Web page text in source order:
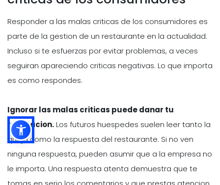
Responder a las malas criticas de los consumidores es
parte de la gestion de un restaurante en la actualidad.
Incluso si te esfuerzas por evitar problemas, a veces
seguiran apareciendo criticas negativas. Lo que importa
es como respondes.
Ignorar las malas criticas puede danar tu
reputacion.Los futuros huespedes suelen leer tanto la
queja como la respuesta del restaurante. Si no ven
ninguna respuesta, pueden asumir que a la empresa no
le importa. Una respuesta atenta demuestra que te